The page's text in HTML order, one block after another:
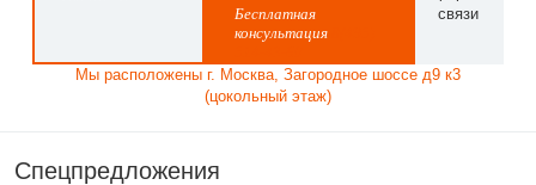
Бесплатная
консультация
Мы расположены г. Москва, Загородное шоссе д9 к3
(цокольный этаж)
Спецпредложения